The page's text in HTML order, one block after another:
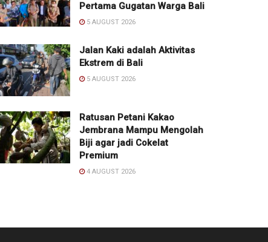
Pertama Gugatan Warga Bali
5 AUGUST 2026
Jalan Kaki adalah Aktivitas
Ekstrem di Bali
5 AUGUST 2026
Ratusan Petani Kakao
Jembrana Mampu Mengolah
Biji agar jadi Cokelat
Premium
4 AUGUST 2026